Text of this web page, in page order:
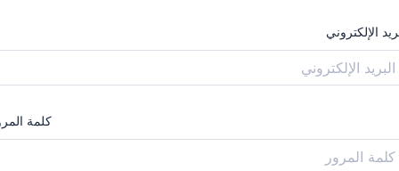
الإلكتروني
كلمة